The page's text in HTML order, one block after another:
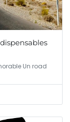
Un road